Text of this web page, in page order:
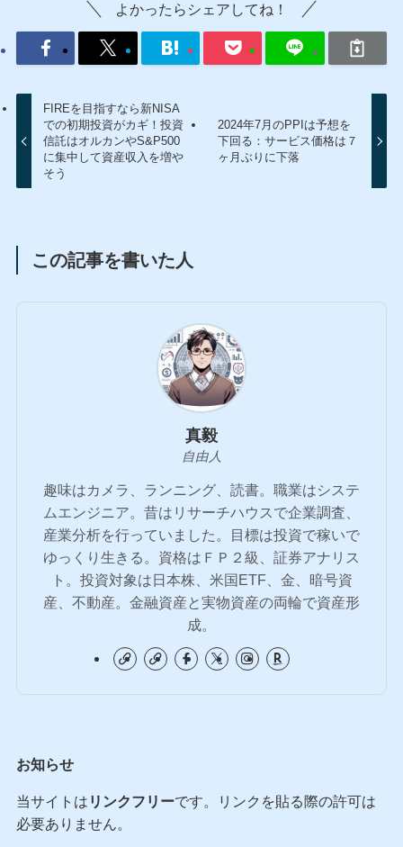
よかったらシェアしてね！
FIREを目指すなら新NISA
での初期投資がカギ！投資
信託はオルカンやS&P500
に集中して資産収入を増や
そう
2024年7月のPPIは予想を
下回る：サービス価格は７
ヶ月ぶりに下落
この記事を書いた人
真毅
自由人
趣味はカメラ、ランニング、読書。職業はシステ
ムエンジニア。昔はリサーチハウスで企業調査、
産業分析を行っていました。目標は投資で稼いで
ゆっくり生きる。資格はＦＰ２級、証券アナリス
ト。投資対象は日本株、米国ETF、金、暗号資
産、不動産。金融資産と実物資産の両輪で資産形
成。
お知らせ
当サイトは リンクフリーです。リンクを貼る際の許可は
必要ありません。